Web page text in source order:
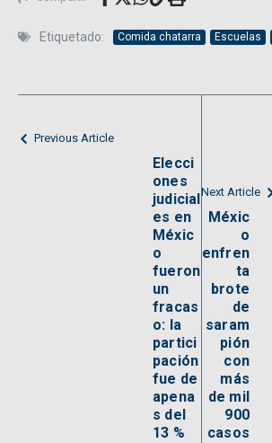
Etiquetado: Comida chatarra Escuelas
Previous Article
Elecci
ones
judicial
es en
Méxic
o
fueron
un
fracas
o: la
partici
pación
fue de
apena
s del
13 %
Next Article
Méxic
o
enfren
ta
brote
de
saram
pión
con
más
de mil
900
casos